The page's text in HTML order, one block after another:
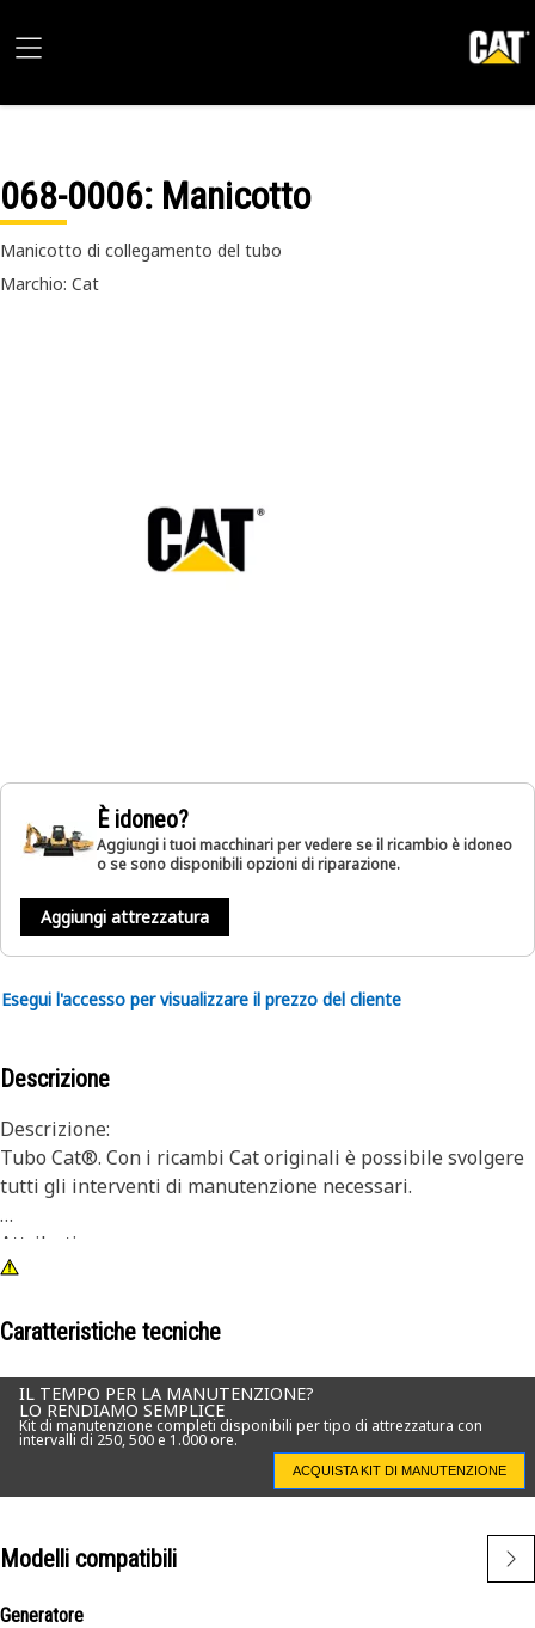
068-0006: Manicotto
Manicotto di collegamento del tubo
Marchio: Cat
È idoneo?
Aggiungi i tuoi macchinari per vedere se il ricambio è idoneo
o se sono disponibili opzioni di riparazione.
Aggiungi attrezzatura
Esegui l'accesso per visualizzare il prezzo del cliente
Descrizione
Descrizione:
Tubo Cat®. Con i ricambi Cat originali è possibile svolgere
tutti gli interventi di manutenzione necessari.
Attributi:
• Ricambio OEM diretto
Applicazioni:
Caratteristiche tecniche
IL TEMPO PER LA MANUTENZIONE?
LO RENDIAMO SEMPLICE
Kit di manutenzione completi disponibili per tipo di attrezzatura con
intervalli di 250, 500 e 1.000 ore.
ACQUISTA KIT DI MANUTENZIONE
Modelli compatibili
Generatore